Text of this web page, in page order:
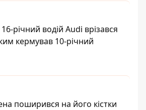
річний водій Audi врізався
кермував 10-річний
поширився на його кістки